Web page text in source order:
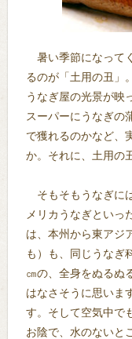
暑い季節になって
るのが「土用の丑」
うなぎ屋の光景が映
スーパーにうなぎの
で獲れるのかなど、
か。それに、土用の
そもそもうなぎに
メリカうなぎといっ
は、本州から東アジ
も）も、同じうなぎ
㎝の、全身をぬるぬ
はなさそうに思いま
す。そして空気中で
お陰で、水のないと